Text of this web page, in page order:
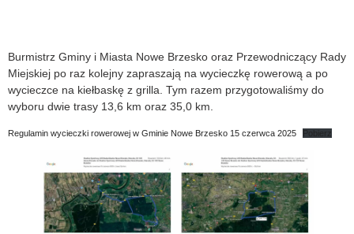
Burmistrz Gminy i Miasta Nowe Brzesko oraz Przewodniczący Rady
Miejskiej po raz kolejny zapraszają na wycieczkę rowerową a po
wycieczce na kiełbaskę z grilla. Tym razem przygotowaliśmy do
wyboru dwie trasy 13,6 km oraz 35,0 km.
Regulamin wycieczki rowerowej w Gminie Nowe Brzesko 15 czerwca 2025 Pobierz